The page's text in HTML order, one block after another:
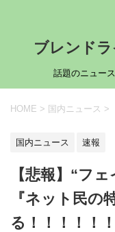
ブレンド
話題のニュー
HOME > 国内ニュース >
国内ニュース 速報
【悲報】“フ
『ネット民の
る！！！！！！